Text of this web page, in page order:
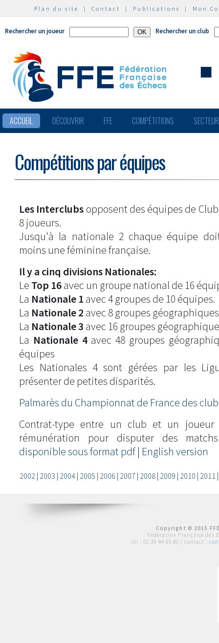
Plan du site | Contact | Publications | Mon
Rechercher un joueur Rechercher un club
ACCUEIL DÉCOUVRIR FFE COMPÉTITIONS
Compétitions par équipes
Les Interclubs opposent des équipes de
8 joueurs.
Jusqu'à la nationale 2 chaque équipe
moins une féminine française.
Il y a cinq divisions Nationales:
Le Top 16avec un groupe national de 16
La Nationale 1 avec 4 groupes de 10 équipes.
La Nationale 2 avec 8 groupes
La Nationale 3 avec 16 groupes
La Nationale 4avec 48 groupes
équipes
Les Nationales 4 sont gérées par les
présenter de petites disparités.
Palmarès du Championnat de France des
Contrat-type entre un club et un joueur
rémunération pour disputer des
disponible sous format pdf | English version
2002| 2003 | 2004| 2005 | 2006 | 2007 | 2008| 2009 | 2010 | 2011
Copyright © 2015
Fédération Française des
tél : 01 39 44 65 80 | contact :